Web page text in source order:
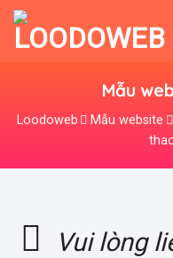
Skip
Mẫu
Loodoweb Mẫu website
Vui lòng